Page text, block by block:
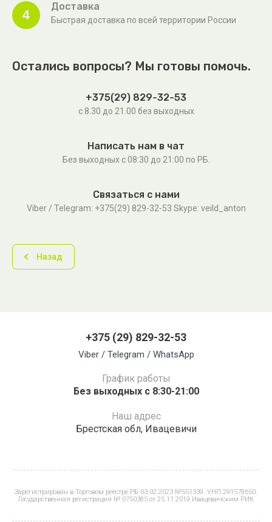
4
Доставка
Быстрая доставка по всей территории России
Остались вопросы? Мы готовы помочь.
+375(29) 829-32-53
с 8.30 до 21.00 без выходных
Написать нам в чат
Без выходных c 08:30 до 21:00 по РБ.
Связаться с нами
Viber / Telegram: +375(29) 829-32-53 Skype: veild_anton
Назад
+375 (29) 829-32-53
Viber / Telegram / WhatsApp
График работы
Без выходных с 8:30-21:00
Наш адрес
Брестская обл, Ивацевичи
Зарегистрирован в Торговом реестре РБ 03.02.2023 №551339. УНП 291578650.
Государственная регистрация № 0750385 от 25.11.2019 Ивацевичским РИК